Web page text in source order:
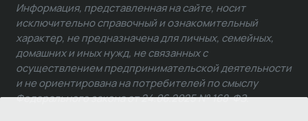
Информация, представленная на сайте, носит
исключительно справочный и ознакомительный
характер, не предназначена для личных, семейных,
домашних и иных нужд, не связанных с
осуществлением предпринимательской деятельности
и не ориентирована на потребителей по смыслу
Федерального закона от 24.06.2025 № 168-ФЗ.